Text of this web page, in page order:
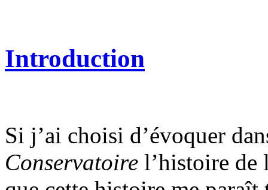
Introduction
Si j’ai choisi d’évoquer
Conservatoire l’histoire de